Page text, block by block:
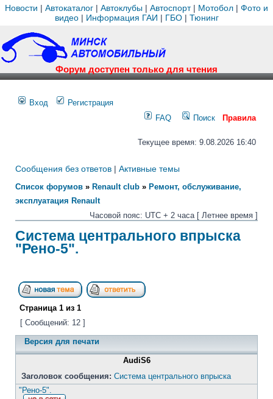
Новости | Автокаталог | Автоклубы | Автоспорт| Мотобол | Фото и
видео| Информация ГАИ | ГБО| Тюнинг
Форум доступен только для чтения
Вход
Регистрация
FAQ
Поиск Правила
Текущее время: 9.08.2026 16:40
Сообщения без ответов | Активные темы
Список форумов » Renault club » Ремонт, обслуживание,
эксплуатация Renault
Часовой пояс: UTC + 2 часа [ Летнее время ]
Система центрального впрыска
"Рено-5".
Страница 1 из 1
[ Сообщений: 12 ]
Версия для печати
AudiS6
Заголовок сообщения: Система центрального впрыска
"Рено-5".